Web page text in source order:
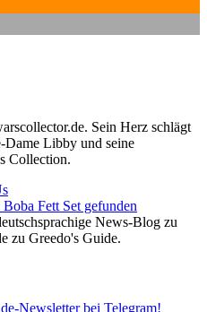
Sein Herz schlägt
Dame Libby und seine
Collection.
Fett Set gefunden
News-Blog zu
zu Greedo's Guide.
Newsletter bei Telegram!